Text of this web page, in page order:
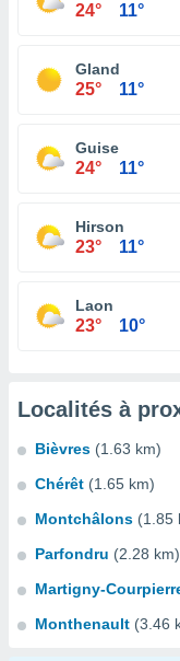
24° 11°
Gland
25° 11°
Guise
24° 11°
Hirson
23° 11°
Laon
23° 10°
Localités à
Bièvres (1.63 km)
Chérêt (1.65 km)
Montchâlons (1.85
Parfondru (2.28 km)
Martigny-
Monthenault (3.46